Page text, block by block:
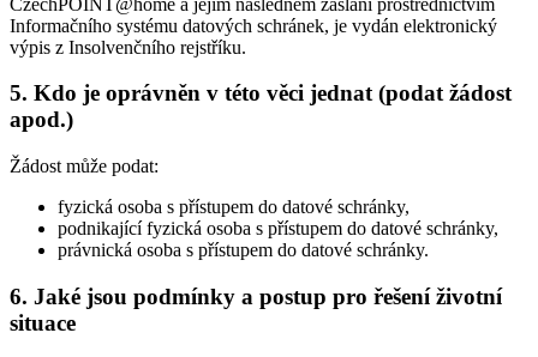
Informačního systému datových schránek, je vydán elektronický
výpis z Insolvenčního rejstříku.
5. Kdo je oprávněn v této věci jednat (podat žádost
apod.)
Žádost může podat:
fyzická osoba s přístupem do datové schránky,
podnikající fyzická osoba s přístupem do datové schránky,
právnická osoba s přístupem do datové schránky.
6. Jaké jsou podmínky a postup pro řešení životní
situace